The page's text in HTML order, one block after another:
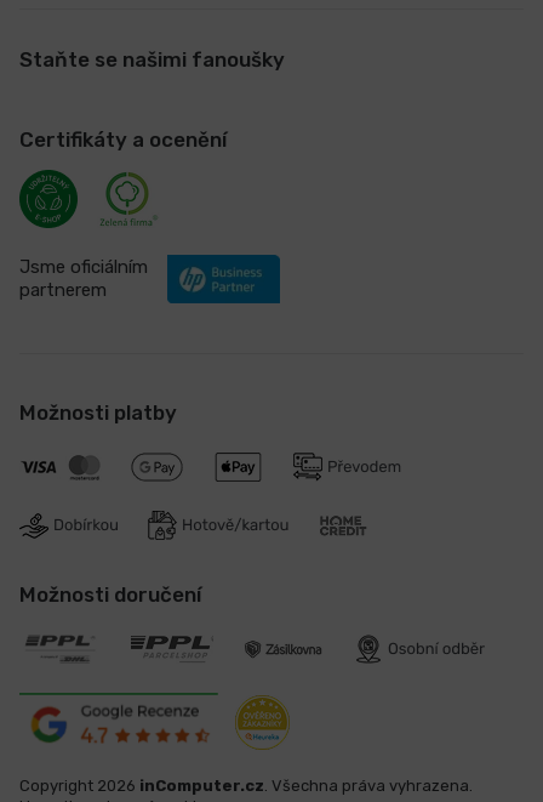
Staňte se našimi fanoušky
Certifikáty a ocenění
Jsme oficiálním
partnerem
Možnosti platby
Možnosti doručení
Copyright 2026 inComputer.cz . Všechna práva vyhrazena.